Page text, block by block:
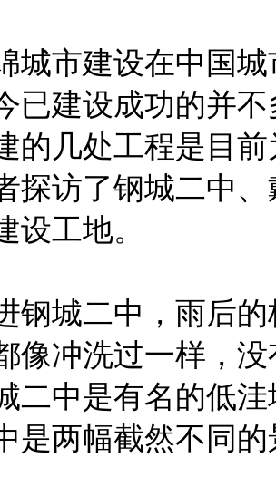
市建设在中国城
已建设成功的并
的几处工程是目
探访了钢城二中
工地。
城二中，雨后的
像冲洗过一样，
二中是有名的低
是两幅截然不同